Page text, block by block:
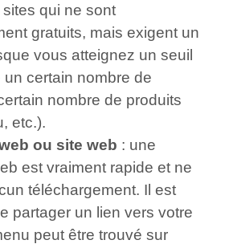
qui ne sont
gratuits, mais exigent un
vous atteignez un seuil
un certain nombre de
nombre de produits
etc.).
ou site web : une
est vraiment rapide et ne
téléchargement. Il est
partager un lien vers votre
peut être trouvé sur